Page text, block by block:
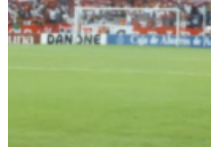
Robe di Kappa x Genoa
Vintage Collection